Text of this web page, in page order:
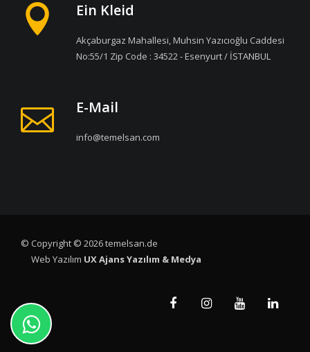
Ein Kleid
Akçaburgaz Mahallesi, Muhsin Yazıcıoğlu Caddesi
No:55/1 Zip Code : 34522 - Esenyurt / İSTANBUL
E-Mail
info@temelsan.com
© Copyright © 2026 temelsan.de
Web Yazılım UX Ajans Yazılım & Medya